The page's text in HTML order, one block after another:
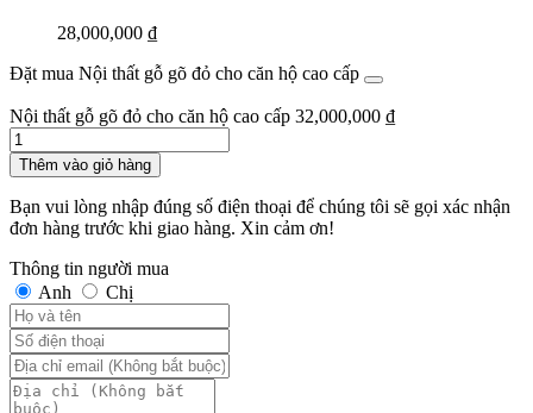
28,000,000 ₫
Đặt mua Nội thất gỗ gõ đỏ cho căn hộ cao cấp
Nội thất gỗ gõ đỏ cho căn hộ cao cấp 32,000,000 ₫
Số
lượng
Thêm vào giỏ hàng
Bạn vui lòng nhập đúng số điện thoại để chúng tôi sẽ gọi xác nhận
đơn hàng trước khi giao hàng. Xin cảm ơn!
Thông tin người mua
Anh
Chị